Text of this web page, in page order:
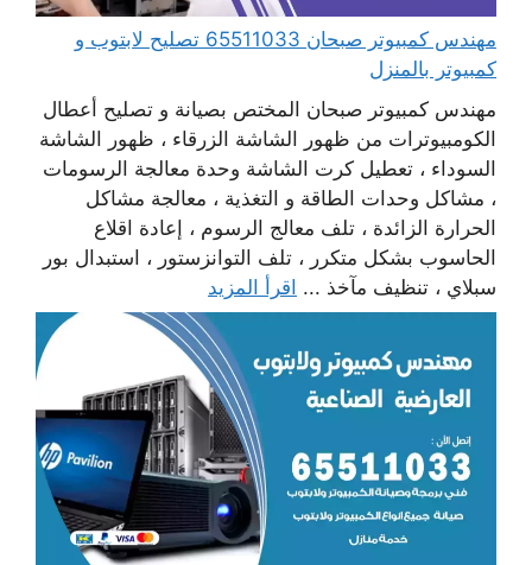
مهندس كمبيوتر صبحان 65511033 تصليح لابتوب و
كمبيوتر بالمنزل
مهندس كمبيوتر صبحان المختص بصيانة و تصليح أعطال
الكومبيوترات من ظهور الشاشة الزرقاء ، ظهور الشاشة
السوداء ، تعطيل كرت الشاشة وحدة معالجة الرسومات
، مشاكل وحدات الطاقة و التغذية ، معالجة مشاكل
الحرارة الزائدة ، تلف معالج الرسوم ، إعادة اقلاع
الحاسوب بشكل متكرر ، تلف التوانزستور ، استبدال بور
سبلاي ، تنظيف مآخذ ... اقرأ المزيد